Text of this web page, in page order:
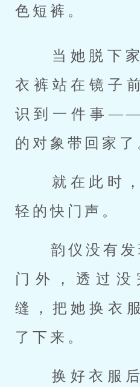
色短裤。
衣裤站在镜子
识到一件事
的对象带回家了
轻的快门声。
韵仪没有发现，kevin站在
门外，透过没
缝，把她换衣
了下来。